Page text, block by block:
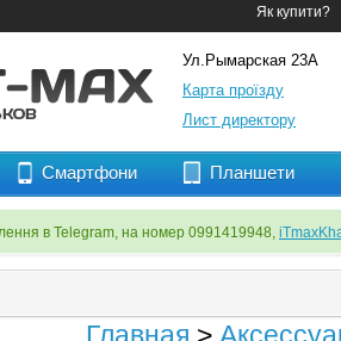
Як купити?
Ул.Рымарская 23А
Карта проїзду
Лист директору
Смартфони Планшети
в Telegram, на номер 0991419948,